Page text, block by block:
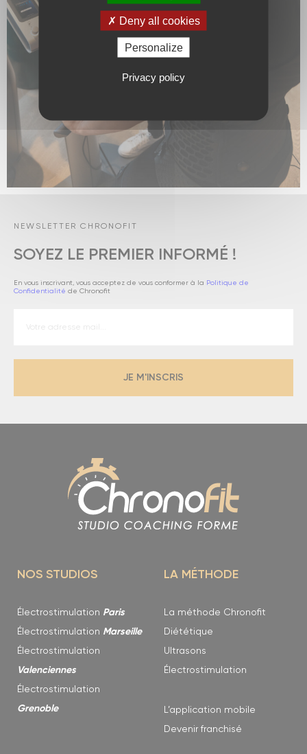
NEWSLETTER CHRONOFIT
SOYEZ LE PREMIER INFORMÉ !
En vous inscrivant, vous acceptez de vous conformer à la Politique de
Confidentialité de Chronofit
JE M'INSCRIS
NOS STUDIOS
Électrostimulation Paris
Électrostimulation Marseille
Électrostimulation
Valenciennes
Électrostimulation
Grenoble
LA MÉTHODE
La méthode Chronofit
Diététique
Ultrasons
Électrostimulation
L’application mobile
Devenir franchisé
Deny all cookies
Personalize
Privacy policy